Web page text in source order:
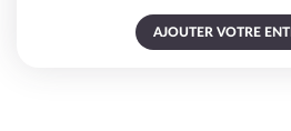
AJOUTER VOTRE